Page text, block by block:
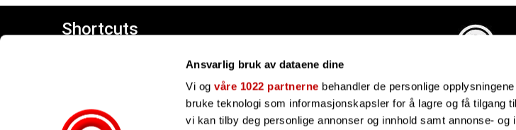
Ansvarlig bruk av dataene dine
Vi ogvåre 1022 partnerne behandler de personlige
bruke teknologi som informasjonskapsler for å lagre og få tilgang
vi kan tilby deg personlige annonser og innhold samt annonse-
Shortcuts
Industriveien 4
4879 Grimstad